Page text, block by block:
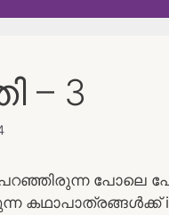
– 3
പോലെ പേജ്